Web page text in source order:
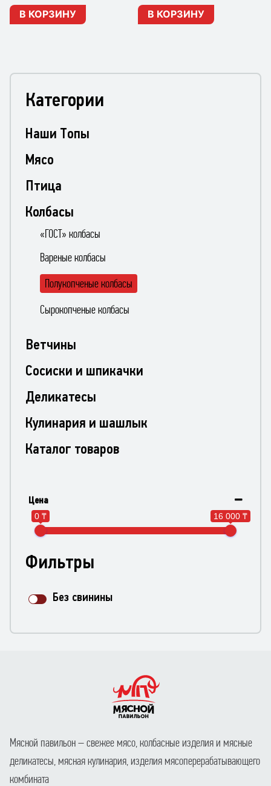
В КОРЗИНУ В КОРЗИНУ
Категории
Наши Топы
Мясо
Птица
Колбасы
«ГОСТ» колбасы
Вареные колбасы
Полукопченые колбасы
Сырокопченые колбасы
Ветчины
Сосиски и шпикачки
Деликатесы
Кулинария и шашлык
Каталог товаров
Цена
0 ₸ 16 000 ₸
Фильтры
Без свинины
Мясной павильон – свежее мясо, колбасные изделия и мясные
деликатесы, мясная кулинария, изделия мясоперерабатывающего
комбината